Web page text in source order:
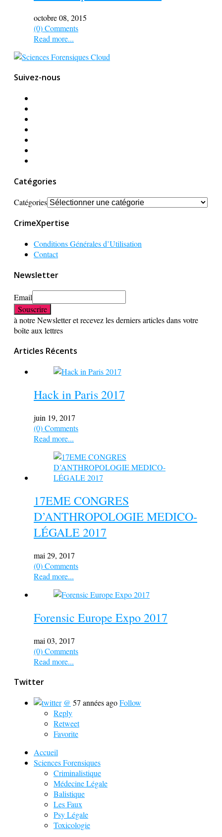
octobre 08, 2015
(0) Comments
Read more...
Suivez-nous
Catégories
Catégories
CrimeXpertise
Conditions Générales d’Utilisation
Contact
Newsletter
Email
à notre Newsletter et recevez les derniers articles dans votre
boîte aux lettres
Articles Récents
Hack in Paris 2017
juin 19, 2017
(0) Comments
Read more...
17EME CONGRES
D’ANTHROPOLOGIE MEDICO-
LÉGALE 2017
mai 29, 2017
(0) Comments
Read more...
Forensic Europe Expo 2017
mai 03, 2017
(0) Comments
Read more...
Twitter
@ 57 années agoFollow
Reply
Retweet
Favorite
Accueil
Sciences Forensiques
Criminalistique
Médecine Légale
Balistique
Les Faux
Psy Légale
Toxicologie